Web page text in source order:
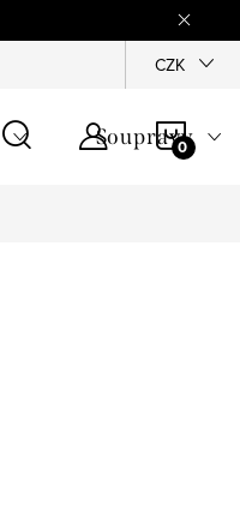
Jak
CZK
Soupravy